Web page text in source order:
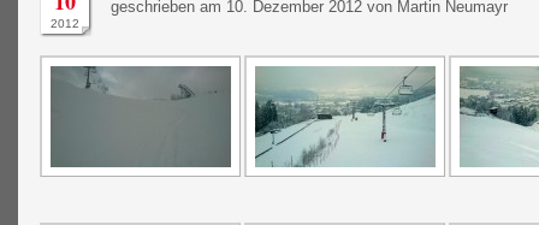
2012
geschrieben am 10. Dezember 2012 von Martin Neumayr